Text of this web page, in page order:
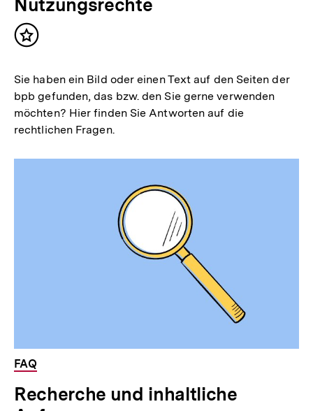
Nutzungsrechte
Inhalt
Sie haben ein Bild oder einen Text auf den Seiten der
bpb gefunden, das bzw. den Sie gerne verwenden
möchten? Hier finden Sie Antworten auf die
rechtlichen Fragen.
FAQ
Recherche und inhaltliche